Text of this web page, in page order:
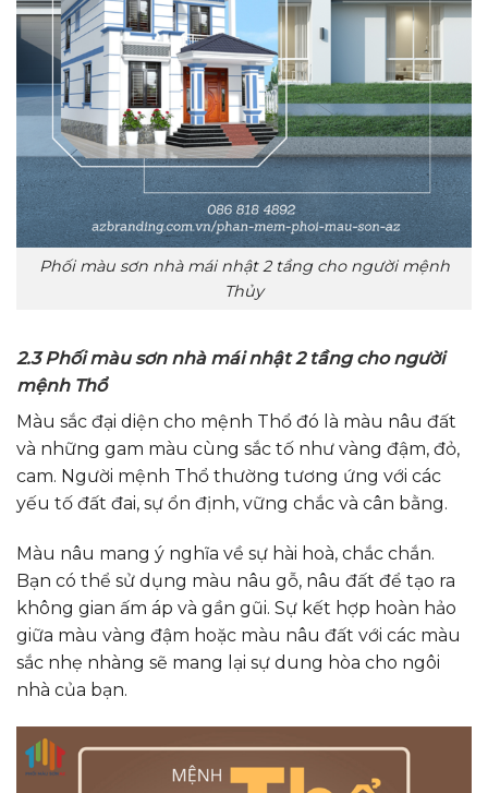
Phối màu sơn nhà mái nhật 2 tầng cho người mệnh
Thủy
2.3 Phối màu sơn nhà mái nhật 2 tầng cho người
mệnh Thổ
Màu sắc đại diện cho mệnh Thổ đó là màu nâu đất
và những gam màu cùng sắc tố như vàng đậm, đỏ,
cam. Người mệnh Thổ thường tương ứng với các
yếu tố đất đai, sự ổn định, vững chắc và cân bằng.
Màu nâu mang ý nghĩa về sự hài hoà, chắc chắn.
Bạn có thể sử dụng màu nâu gỗ, nâu đất để tạo ra
không gian ấm áp và gần gũi. Sự kết hợp hoàn hảo
giữa màu vàng đậm hoặc màu nâu đất với các màu
sắc nhẹ nhàng sẽ mang lại sự dung hòa cho ngôi
nhà của bạn.